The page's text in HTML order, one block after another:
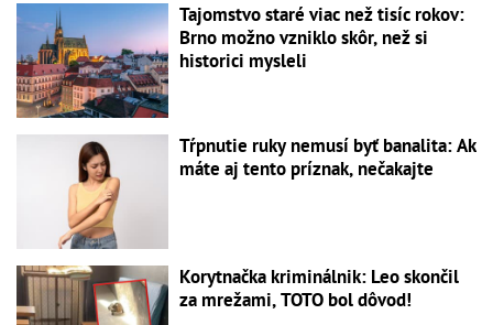
Tajomstvo staré viac než tisíc rokov:
Brno možno vzniklo skôr, než si
historici mysleli
Tŕpnutie ruky nemusí byť banalita: Ak
máte aj tento príznak, nečakajte
Korytnačka kriminálnik: Leo skončil
za mrežami, TOTO bol dôvod!